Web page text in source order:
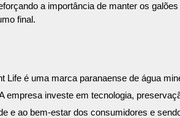
a importância de manter os
final.
Life é uma marca paranaense de água
empresa investe em tecnologia,
e ao bem-estar dos consumidores e